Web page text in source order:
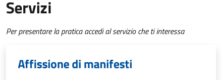
Servizi
Per presentare la pratica accedi al servizio che ti interessa
Affissione di manifesti